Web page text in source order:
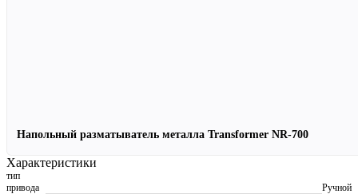
Напольный разматыватель металла Transformer NR-700
Характеристики
тип
привода
Ручной